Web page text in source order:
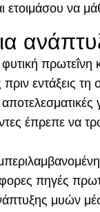
να
πρωτεΐνη
εντάξεις τη
έπρεπε να
πηγές
ανάπτυξης